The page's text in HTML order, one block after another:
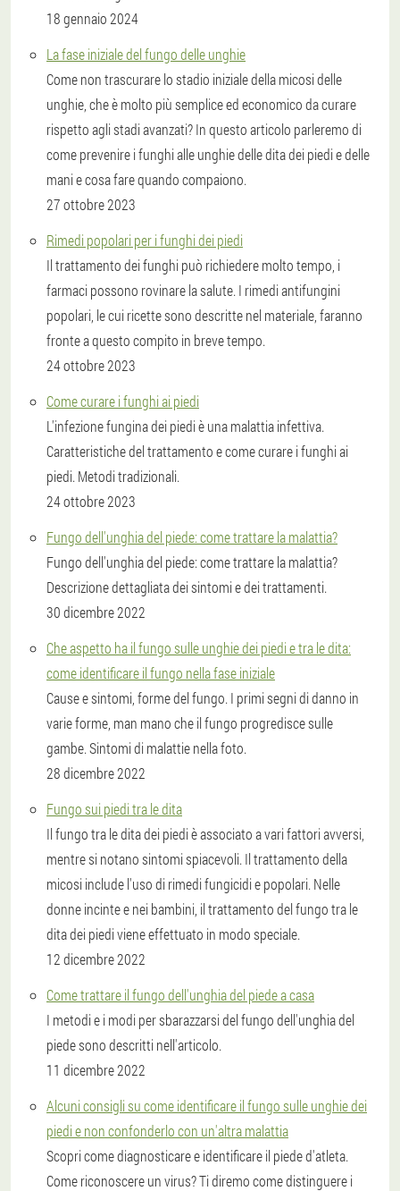
18 gennaio 2024
La fase iniziale del fungo delle unghie
Come non trascurare lo stadio iniziale della micosi delle
unghie, che è molto più semplice ed economico da curare
rispetto agli stadi avanzati? In questo articolo parleremo di
come prevenire i funghi alle unghie delle dita dei piedi e delle
mani e cosa fare quando compaiono.
27 ottobre 2023
Rimedi popolari per i funghi dei piedi
Il trattamento dei funghi può richiedere molto tempo, i
farmaci possono rovinare la salute. I rimedi antifungini
popolari, le cui ricette sono descritte nel materiale, faranno
fronte a questo compito in breve tempo.
24 ottobre 2023
Come curare i funghi ai piedi
L'infezione fungina dei piedi è una malattia infettiva.
Caratteristiche del trattamento e come curare i funghi ai
piedi. Metodi tradizionali.
24 ottobre 2023
Fungo dell'unghia del piede: come trattare la malattia?
Fungo dell'unghia del piede: come trattare la malattia?
Descrizione dettagliata dei sintomi e dei trattamenti.
30 dicembre 2022
Che aspetto ha il fungo sulle unghie dei piedi e tra le dita:
come identificare il fungo nella fase iniziale
Cause e sintomi, forme del fungo. I primi segni di danno in
varie forme, man mano che il fungo progredisce sulle
gambe. Sintomi di malattie nella foto.
28 dicembre 2022
Fungo sui piedi tra le dita
Il fungo tra le dita dei piedi è associato a vari fattori avversi,
mentre si notano sintomi spiacevoli. Il trattamento della
micosi include l'uso di rimedi fungicidi e popolari. Nelle
donne incinte e nei bambini, il trattamento del fungo tra le
dita dei piedi viene effettuato in modo speciale.
12 dicembre 2022
Come trattare il fungo dell'unghia del piede a casa
I metodi e i modi per sbarazzarsi del fungo dell'unghia del
piede sono descritti nell'articolo.
11 dicembre 2022
Alcuni consigli su come identificare il fungo sulle unghie dei
piedi e non confonderlo con un'altra malattia
Scopri come diagnosticare e identificare il piede d'atleta.
Come riconoscere un virus? Ti diremo come distinguere i